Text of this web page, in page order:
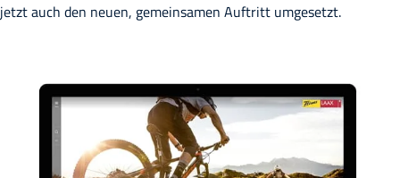
jetzt auch den neuen, gemeinsamen Auftritt umgesetzt.